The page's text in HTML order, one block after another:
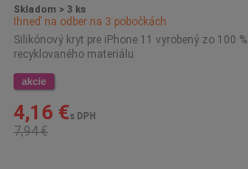
Skladom > 3 ks
Ihneď na odber na 3 pobočkách
Silikónový kryt pre iPhone 11 vyrobený zo 100 %
recyklovaného materiálu
akcie
4,16 €s DPH
7,94 €